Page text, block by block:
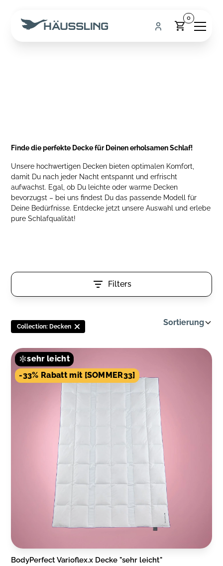
0
Finde die perfekte Decke für Deinen erholsamen Schlaf!
Unsere hochwertigen Decken bieten optimalen Komfort,
damit Du nach jeder Nacht entspannt und erfrischt
aufwachst. Egal, ob Du leichte oder warme Decken
bevorzugst – bei uns findest Du das passende Modell für
Deine Bedürfnisse. Entdecke jetzt unsere Auswahl und erlebe
pure Schlafqualität!
Filters
Collection: Decken Sortierung
sehr leicht
-33% Rabatt mit [SOMMER33]
BodyPerfect Varioflex.x Decke "sehr leicht"